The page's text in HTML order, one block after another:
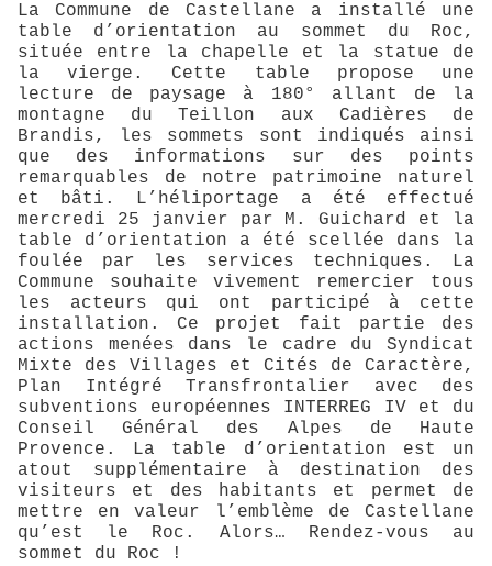
La Commune de Castellane a installé une
table d’orientation au sommet du Roc,
située entre la chapelle et la statue de
la vierge. Cette table propose une
lecture de paysage à 180° allant de la
montagne du Teillon aux Cadières de
Brandis, les sommets sont indiqués ainsi
que des informations sur des points
remarquables de notre patrimoine naturel
et bâti. L’héliportage a été effectué
mercredi 25 janvier par M. Guichard et la
table d’orientation a été scellée dans la
foulée par les services techniques. La
Commune souhaite vivement remercier tous
les acteurs qui ont participé à cette
installation. Ce projet fait partie des
actions menées dans le cadre du Syndicat
Mixte des Villages et Cités de Caractère,
Plan Intégré Transfrontalier avec des
subventions européennes INTERREG IV et du
Conseil Général des Alpes de Haute
Provence. La table d’orientation est un
atout supplémentaire à destination des
visiteurs et des habitants et permet de
mettre en valeur l’emblème de Castellane
qu’est le Roc. Alors… Rendez-vous au
sommet du Roc !